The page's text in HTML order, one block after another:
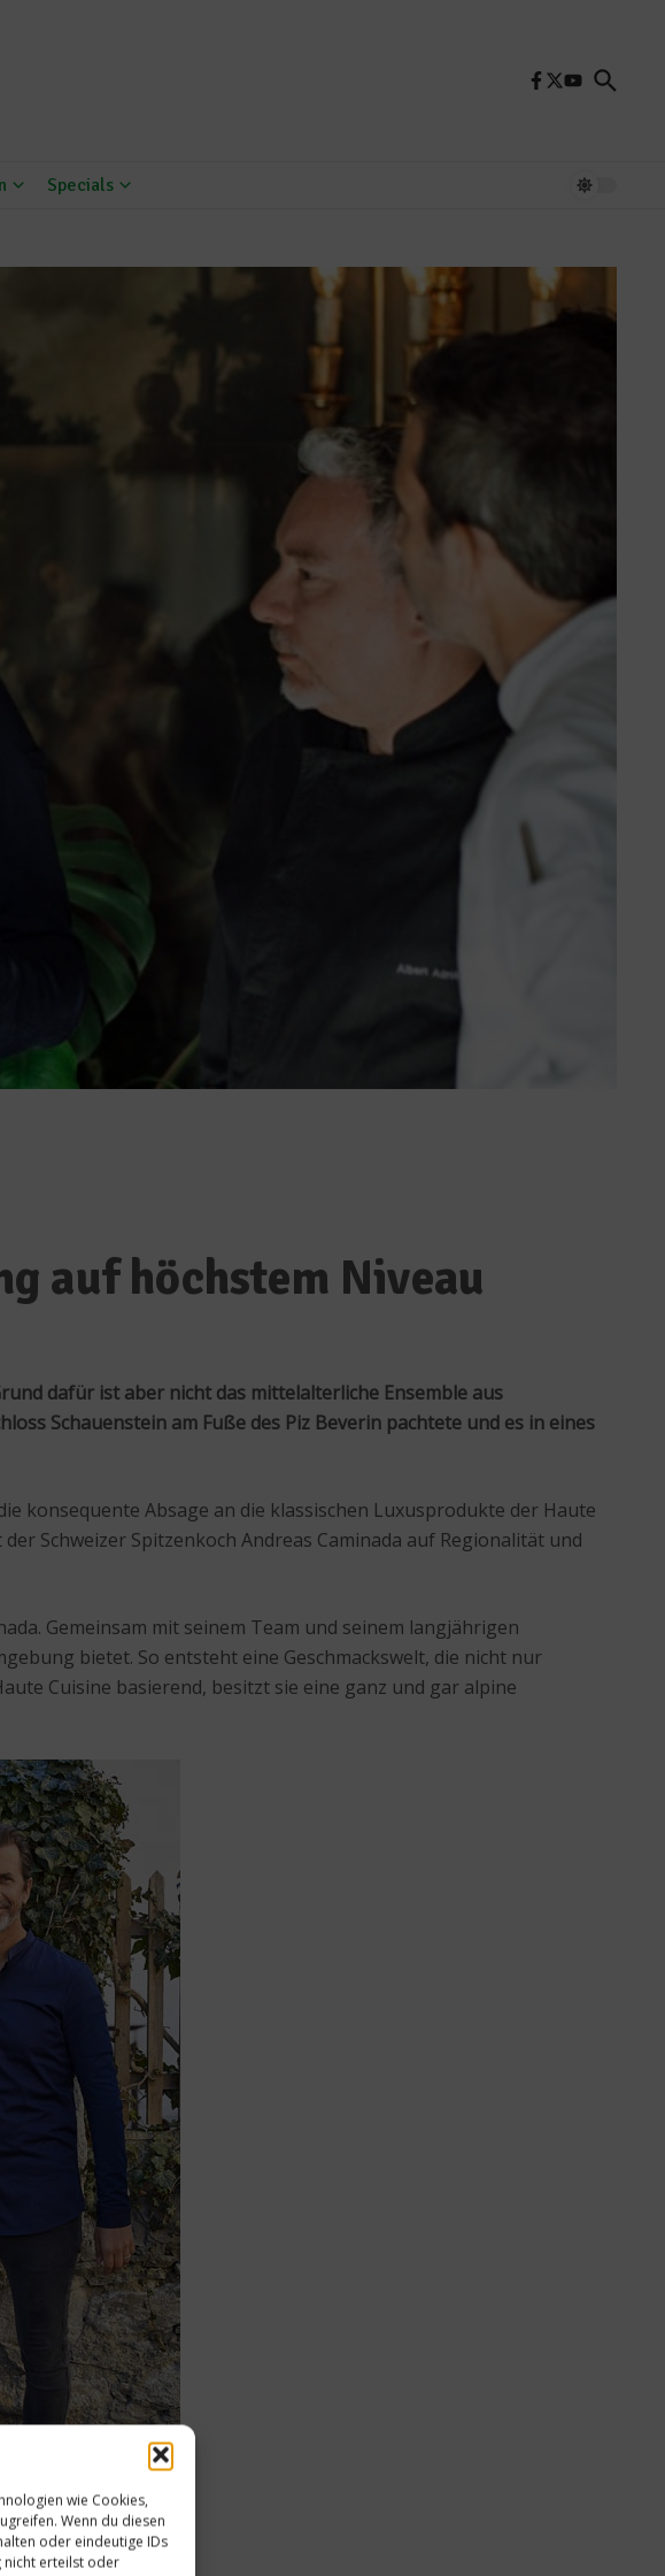
wie Cookies,
Wenn du diesen
oder eindeutige IDs
nicht erteilst oder
Specials
auf höchstem Niveau
dafür ist aber nicht das mittelalterliche Ensemble aus
Schauenstein am Fuße des Piz Beverin pachtete und es in eines
konsequente Absage an die klassischen Luxusprodukte der Haute
Schweizer Spitzenkoch Andreas Caminada auf Regionalität und
Gemeinsam mit seinem Team und seinem langjährigen
bietet. So entsteht eine Geschmackswelt, die nicht nur
Cuisine basierend, besitzt sie eine ganz und gar alpine